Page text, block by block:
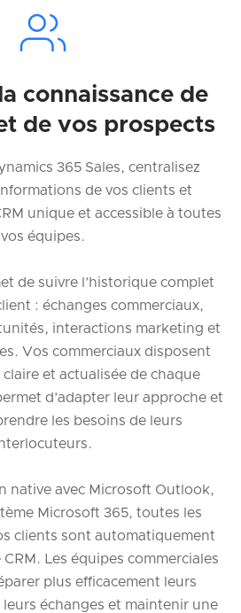
connaissance de
de vos prospects
365 Sales, centralisez
de vos clients et
unique et accessible à toutes
vos équipes.
de suivre l’historique complet
: échanges commerciaux,
interactions marketing et
Vos commerciaux disposent
claire et actualisée de chaque
d’adapter leur approche et
les besoins de leurs
native avec Microsoft Outlook,
Microsoft 365, toutes les
clients sont automatiquement
Les équipes commerciales
plus efficacement leurs
échanges et maintenir une